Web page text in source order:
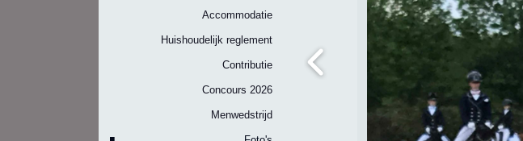
Accommodatie
Huishoudelijk reglement
Contributie
Concours 2026
Menwedstrijd